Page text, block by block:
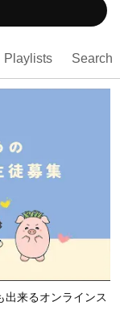
Playlists Search
出来るオンラインス